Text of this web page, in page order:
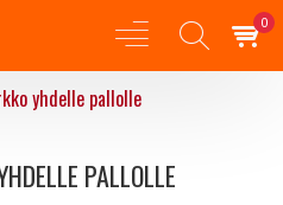
0
yhdelle pallolle
PALLOLLE